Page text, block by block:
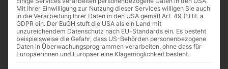
Naturstein
Schwerlastmauer
Quader 60
Artikelnummer: JMNSLMQ60
125,21€ (inkl. MwSt.)
Preis / Tonne ab Steinbruch
Mit Ihrer Einwilligung zur Nutzung dieser Services willigen Sie auch
in die Verarbeitung Ihrer Daten in den USA gemäß Art. 49 (1) lit. a
GDPR ein. Der EuGH stuft die USA als ein Land mit
unzureichendem Datenschutz nach EU-Standards ein. Es besteht
beispielsweise die Gefahr, dass US-Behörden personenbezogene
Daten in Überwachungsprogrammen verarbeiten, ohne dass für
Europäerinnen und Europäer eine Klagemöglichkeit besteht.